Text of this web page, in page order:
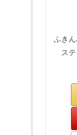
ふき
ス